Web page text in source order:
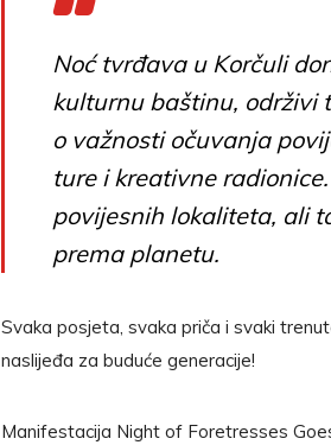
Noć tvrđava u Korčuli
kulturnu baštinu, održivi
o važnosti očuvanja
ture i kreativne
povijesnih lokaliteta, ali
prema planetu.
Svaka posjeta, svaka priča i svaki
naslijeđa za buduće generacije!
Manifestacija Night of Foretresses